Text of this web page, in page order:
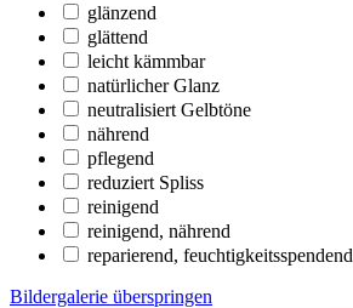
glänzend
glättend
leicht kämmbar
natürlicher Glanz
neutralisiert Gelbtöne
nährend
pflegend
reduziert Spliss
reinigend
reinigend, nährend
reparierend, feuchtigkeitsspendend
Bildergalerie überspringen